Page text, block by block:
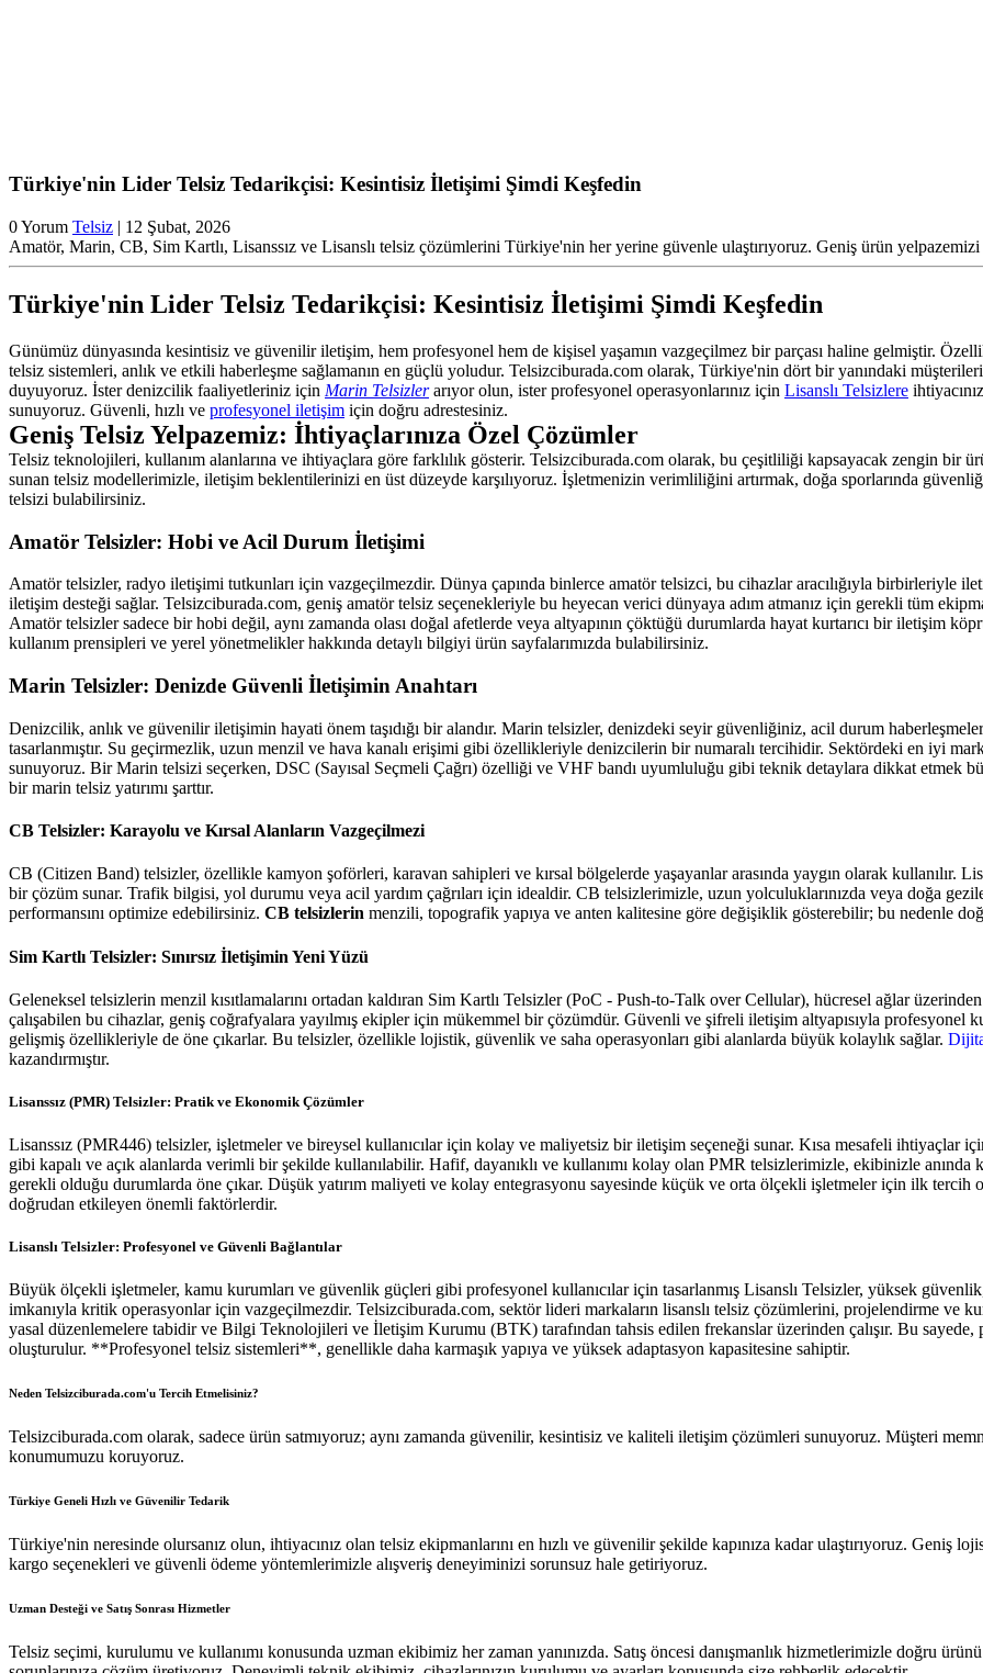
Türkiye'nin Lider Telsiz Tedarikçisi: Kesintisiz İletişimi Şimdi Keşfedin
0 Yorum Telsiz | 12 Şubat, 2026
Amatör, Marin, CB, Sim Kartlı, Lisanssız ve Lisanslı telsiz çözümlerini Türkiye'nin her yerine güvenle ulaştırıyoruz. Geniş ürün
Türkiye'nin Lider Telsiz Tedarikçisi: Kesintisiz İletişimi Şimdi Keşfedin
Günümüz dünyasında kesintisiz ve güvenilir iletişim, hem profesyonel hem de kişisel yaşamın vazgeçilmez bir parçası haline gelmiştir.
telsiz sistemleri, anlık ve etkili haberleşme sağlamanın en güçlü yoludur. Telsizciburada.com olarak, Türkiye'nin dört bir yanındaki
duyuyoruz. İster denizcilik faaliyetleriniz için Marin Telsizlerarıyor olun, ister profesyonel operasyonlarınız için Lisanslı Telsizlere
sunuyoruz. Güvenli, hızlı ve profesyonel iletişim için doğru adrestesiniz.
Geniş Telsiz Yelpazemiz: İhtiyaçlarınıza Özel Çözümler
Telsiz teknolojileri, kullanım alanlarına ve ihtiyaçlara göre farklılık gösterir. Telsizciburada.com olarak, bu çeşitliliği kapsayacak zengin bir
sunan telsiz modellerimizle, iletişim beklentilerinizi en üst düzeyde karşılıyoruz. İşletmenizin verimliliğini artırmak, doğa sporlarında
telsizi bulabilirsiniz.
Amatör Telsizler: Hobi ve Acil Durum İletişimi
Amatör telsizler, radyo iletişimi tutkunları için vazgeçilmezdir. Dünya çapında binlerce amatör telsizci, bu cihazlar aracılığıyla birbirleriyle
iletişim desteği sağlar. Telsizciburada.com, geniş amatör telsiz seçenekleriyle bu heyecan verici dünyaya adım atmanız için gerekli tüm
Amatör telsizler sadece bir hobi değil, aynı zamanda olası doğal afetlerde veya altyapının çöktüğü durumlarda hayat kurtarıcı bir iletişim
kullanım prensipleri ve yerel yönetmelikler hakkında detaylı bilgiyi ürün sayfalarımızda bulabilirsiniz.
Marin Telsizler: Denizde Güvenli İletişimin Anahtarı
Denizcilik, anlık ve güvenilir iletişimin hayati önem taşıdığı bir alandır. Marin telsizler, denizdeki seyir güvenliğiniz, acil durum
tasarlanmıştır. Su geçirmezlik, uzun menzil ve hava kanalı erişimi gibi özellikleriyle denizcilerin bir numaralı tercihidir. Sektördeki en iyi
sunuyoruz. Bir Marin telsizi seçerken, DSC (Sayısal Seçmeli Çağrı) özelliği ve VHF bandı uyumluluğu gibi teknik detaylara dikkat etmek
bir marin telsiz yatırımı şarttır.
CB Telsizler: Karayolu ve Kırsal Alanların Vazgeçilmezi
CB (Citizen Band) telsizler, özellikle kamyon şoförleri, karavan sahipleri ve kırsal bölgelerde yaşayanlar arasında yaygın olarak kullanılır.
bir çözüm sunar. Trafik bilgisi, yol durumu veya acil yardım çağrıları için idealdir. CB telsizlerimizle, uzun yolculuklarınızda veya doğa
performansını optimize edebilirsiniz. CB telsizlerin menzili, topografik yapıya ve anten kalitesine göre değişiklik gösterebilir; bu nedenle
Sim Kartlı Telsizler: Sınırsız İletişimin Yeni Yüzü
Geleneksel telsizlerin menzil kısıtlamalarını ortadan kaldıran Sim Kartlı Telsizler (PoC - Push-to-Talk over Cellular), hücresel ağlar
çalışabilen bu cihazlar, geniş coğrafyalara yayılmış ekipler için mükemmel bir çözümdür. Güvenli ve şifreli iletişim altyapısıyla
gelişmiş özellikleriyle de öne çıkarlar. Bu telsizler, özellikle lojistik, güvenlik ve saha operasyonları gibi alanlarda büyük kolaylık sağlar.
kazandırmıştır.
Lisanssız (PMR) Telsizler: Pratik ve Ekonomik Çözümler
Lisanssız (PMR446) telsizler, işletmeler ve bireysel kullanıcılar için kolay ve maliyetsiz bir iletişim seçeneği sunar. Kısa mesafeli ihtiyaçlar
gibi kapalı ve açık alanlarda verimli bir şekilde kullanılabilir. Hafif, dayanıklı ve kullanımı kolay olan PMR telsizlerimizle, ekibinizle
gerekli olduğu durumlarda öne çıkar. Düşük yatırım maliyeti ve kolay entegrasyonu sayesinde küçük ve orta ölçekli işletmeler için ilk tercih
doğrudan etkileyen önemli faktörlerdir.
Lisanslı Telsizler: Profesyonel ve Güvenli Bağlantılar
Büyük ölçekli işletmeler, kamu kurumları ve güvenlik güçleri gibi profesyonel kullanıcılar için tasarlanmış Lisanslı Telsizler, yüksek
imkanıyla kritik operasyonlar için vazgeçilmezdir. Telsizciburada.com, sektör lideri markaların lisanslı telsiz çözümlerini, projelendirme ve
yasal düzenlemelere tabidir ve Bilgi Teknolojileri ve İletişim Kurumu (BTK) tarafından tahsis edilen frekanslar üzerinden çalışır. Bu
oluşturulur. **Profesyonel telsiz sistemleri**, genellikle daha karmaşık yapıya ve yüksek adaptasyon kapasitesine sahiptir.
Neden Telsizciburada.com'u Tercih Etmelisiniz?
Telsizciburada.com olarak, sadece ürün satmıyoruz; aynı zamanda güvenilir, kesintisiz ve kaliteli iletişim çözümleri sunuyoruz. Müşteri
konumumuzu koruyoruz.
Türkiye Geneli Hızlı ve Güvenilir Tedarik
Türkiye'nin neresinde olursanız olun, ihtiyacınız olan telsiz ekipmanlarını en hızlı ve güvenilir şekilde kapınıza kadar ulaştırıyoruz. Geniş
kargo seçenekleri ve güvenli ödeme yöntemlerimizle alışveriş deneyiminizi sorunsuz hale getiriyoruz.
Uzman Desteği ve Satış Sonrası Hizmetler
Telsiz seçimi, kurulumu ve kullanımı konusunda uzman ekibimiz her zaman yanınızda. Satış öncesi danışmanlık hizmetlerimizle doğru